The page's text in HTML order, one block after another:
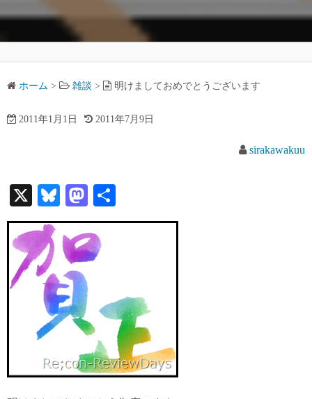
ホーム > 雑談 > 明けましておめでとうございます
2011年1月1日 2011年7月9日
sirakawakuu
X
Bl
ue
sk
y
M
as
to
do
n
有